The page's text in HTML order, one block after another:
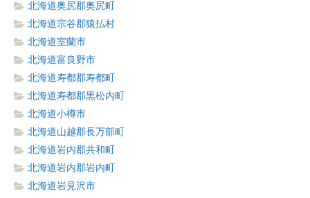
北海道奥尻郡奥尻町
北海道宗谷郡猿払村
北海道室蘭市
北海道富良野市
北海道寿都郡寿都町
北海道寿都郡黒松内町
北海道小樽市
北海道山越郡長万部町
北海道岩内郡共和町
北海道岩内郡岩内町
北海道岩見沢市